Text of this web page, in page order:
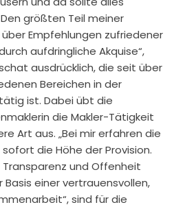
größten Teil meiner
Empfehlungen zufriedener
aufdringliche Akquise“,
ausdrücklich, die seit über
Bereichen in der
ist. Dabei übt die
die Makler-Tätigkeit
Art aus. „Bei mir erfahren die
die Höhe der Provision.
Transparenz und Offenheit
einer vertrauensvollen,
sind für die